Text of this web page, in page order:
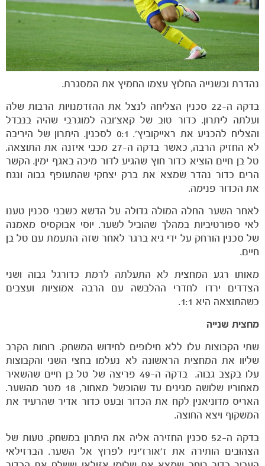
ותוצאות
נהדרת ובשנייה החלוץ עצמו החמיץ את המסגרת.
בדקה ה-22 סכנין הצליחה לנצל את ההזדמנויות הרבות שלה
ועלתה ליתרון. כדור טוב של קאצ'ובה למוגרבי שהיה בנבדל
והצליח להכניע את ראייקוביץ'. 0:1 לסכנין. היתרון של היריבה
לא החזיק הרבה, כאשר בדקה ה-27 מכבי איזנה את התוצאה.
טל בן חיים הוציא כדור חוץ שהגיע לדור מיכה באגף ימין. הקשר
הרים כדור נהדר שמצא את ברק יצחקי שהתעופף גבוה ונגח
את הכדור פנימה.
לאחר השער החלה המולה גדולה על הדשא כשבני סכנין טענו
לאי ספורטיביות במהלך שהוביל לשער. יוסי אבוקסיס מאמנה
של סכנין הורחק על ידי גיא ברגר לאחר שזה התעמת עם טל בן
חיים.
מאותו רגע המחצית לא התעלתה לרמת כדורגל גבוה ושני
הצדדים ירדו לחדרי ההלבשה עם הרבה אמוציות ועצבים
כשהתוצאה היא 1:1.
מחצית שנייה
שתי הקבוצות עלו ללא חילופים לחידוש המשחק. רוחות הקרב
שליוו את המחצית הראשונה לא נעלמו בחצי השני והקבוצות
עלו בקצב גבוה. בדקה ה-49 פריצה של טל בן חיים שהשאיר
מאחוריו שלושה מגינים עד שהוכשל מאחור, 18 מטר מהשער.
האריס מדוניאנין לקח את הכדור ובעט כדור אדיר שהרעיד את
המשקוף ויצא החוצה.
בדקה ה-52 סכנין החזירה אליה את היתרון במשחק. טעות של
הצהובים הותירה את ז'אורז'יניו לפרוץ אל השער. הברזילאי